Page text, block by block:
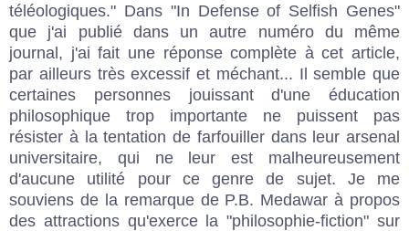
téléologiques." Dans "In Defense of Selfish Genes"
que j'ai publié dans un autre numéro du même
journal, j'ai fait une réponse complète à cet article,
par ailleurs très excessif et méchant... Il semble que
certaines personnes jouissant d'une éducation
philosophique trop importante ne puissent pas
résister à la tentation de farfouiller dans leur arsenal
universitaire, qui ne leur est malheureusement
d'aucune utilité pour ce genre de sujet. Je me
souviens de la remarque de P.B. Medawar à propos
des attractions qu'exerce la "philosophie-fiction" sur